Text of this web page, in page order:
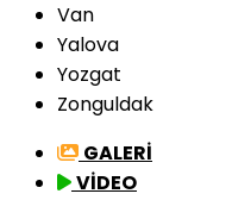
Van
Yalova
Yozgat
Zonguldak
GALERİ
VİDEO